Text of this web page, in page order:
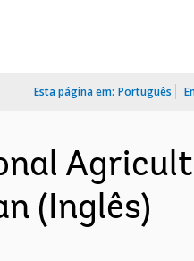
Esta página em: Português
(Inglês)